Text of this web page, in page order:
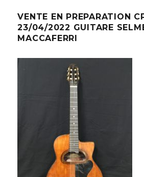
VENTE EN PREPARATION
23/04/2022 GUITARE
MACCAFERRI